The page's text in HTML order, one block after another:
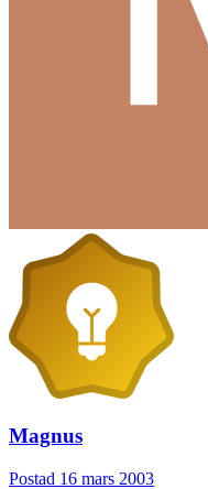
Magnus
Postad 16 mars 2003